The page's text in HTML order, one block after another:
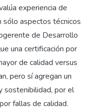
experiencia de
sólo aspectos técnicos
de Desarrollo
una certificación por
de calidad versus
pero sí agregan un
sostenibilidad, por el
fallas de calidad.